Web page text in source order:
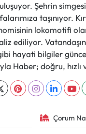
Şehrin
taşınıyor.
lokomotifi
ediliyor.
hayati bilgiler
Haber; doğru,
Çorum